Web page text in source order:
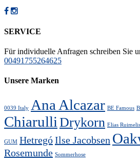
SERVICE
Für individuelle Anfragen schreiben Sie
00491755264625
Unsere Marken
0039 Italy Ana Alcazar BE Famous
Chiarulli Drykorn Elias Ruimelis
GUM HetregóIlse Jacobsen
Rosemunde Sommerhose